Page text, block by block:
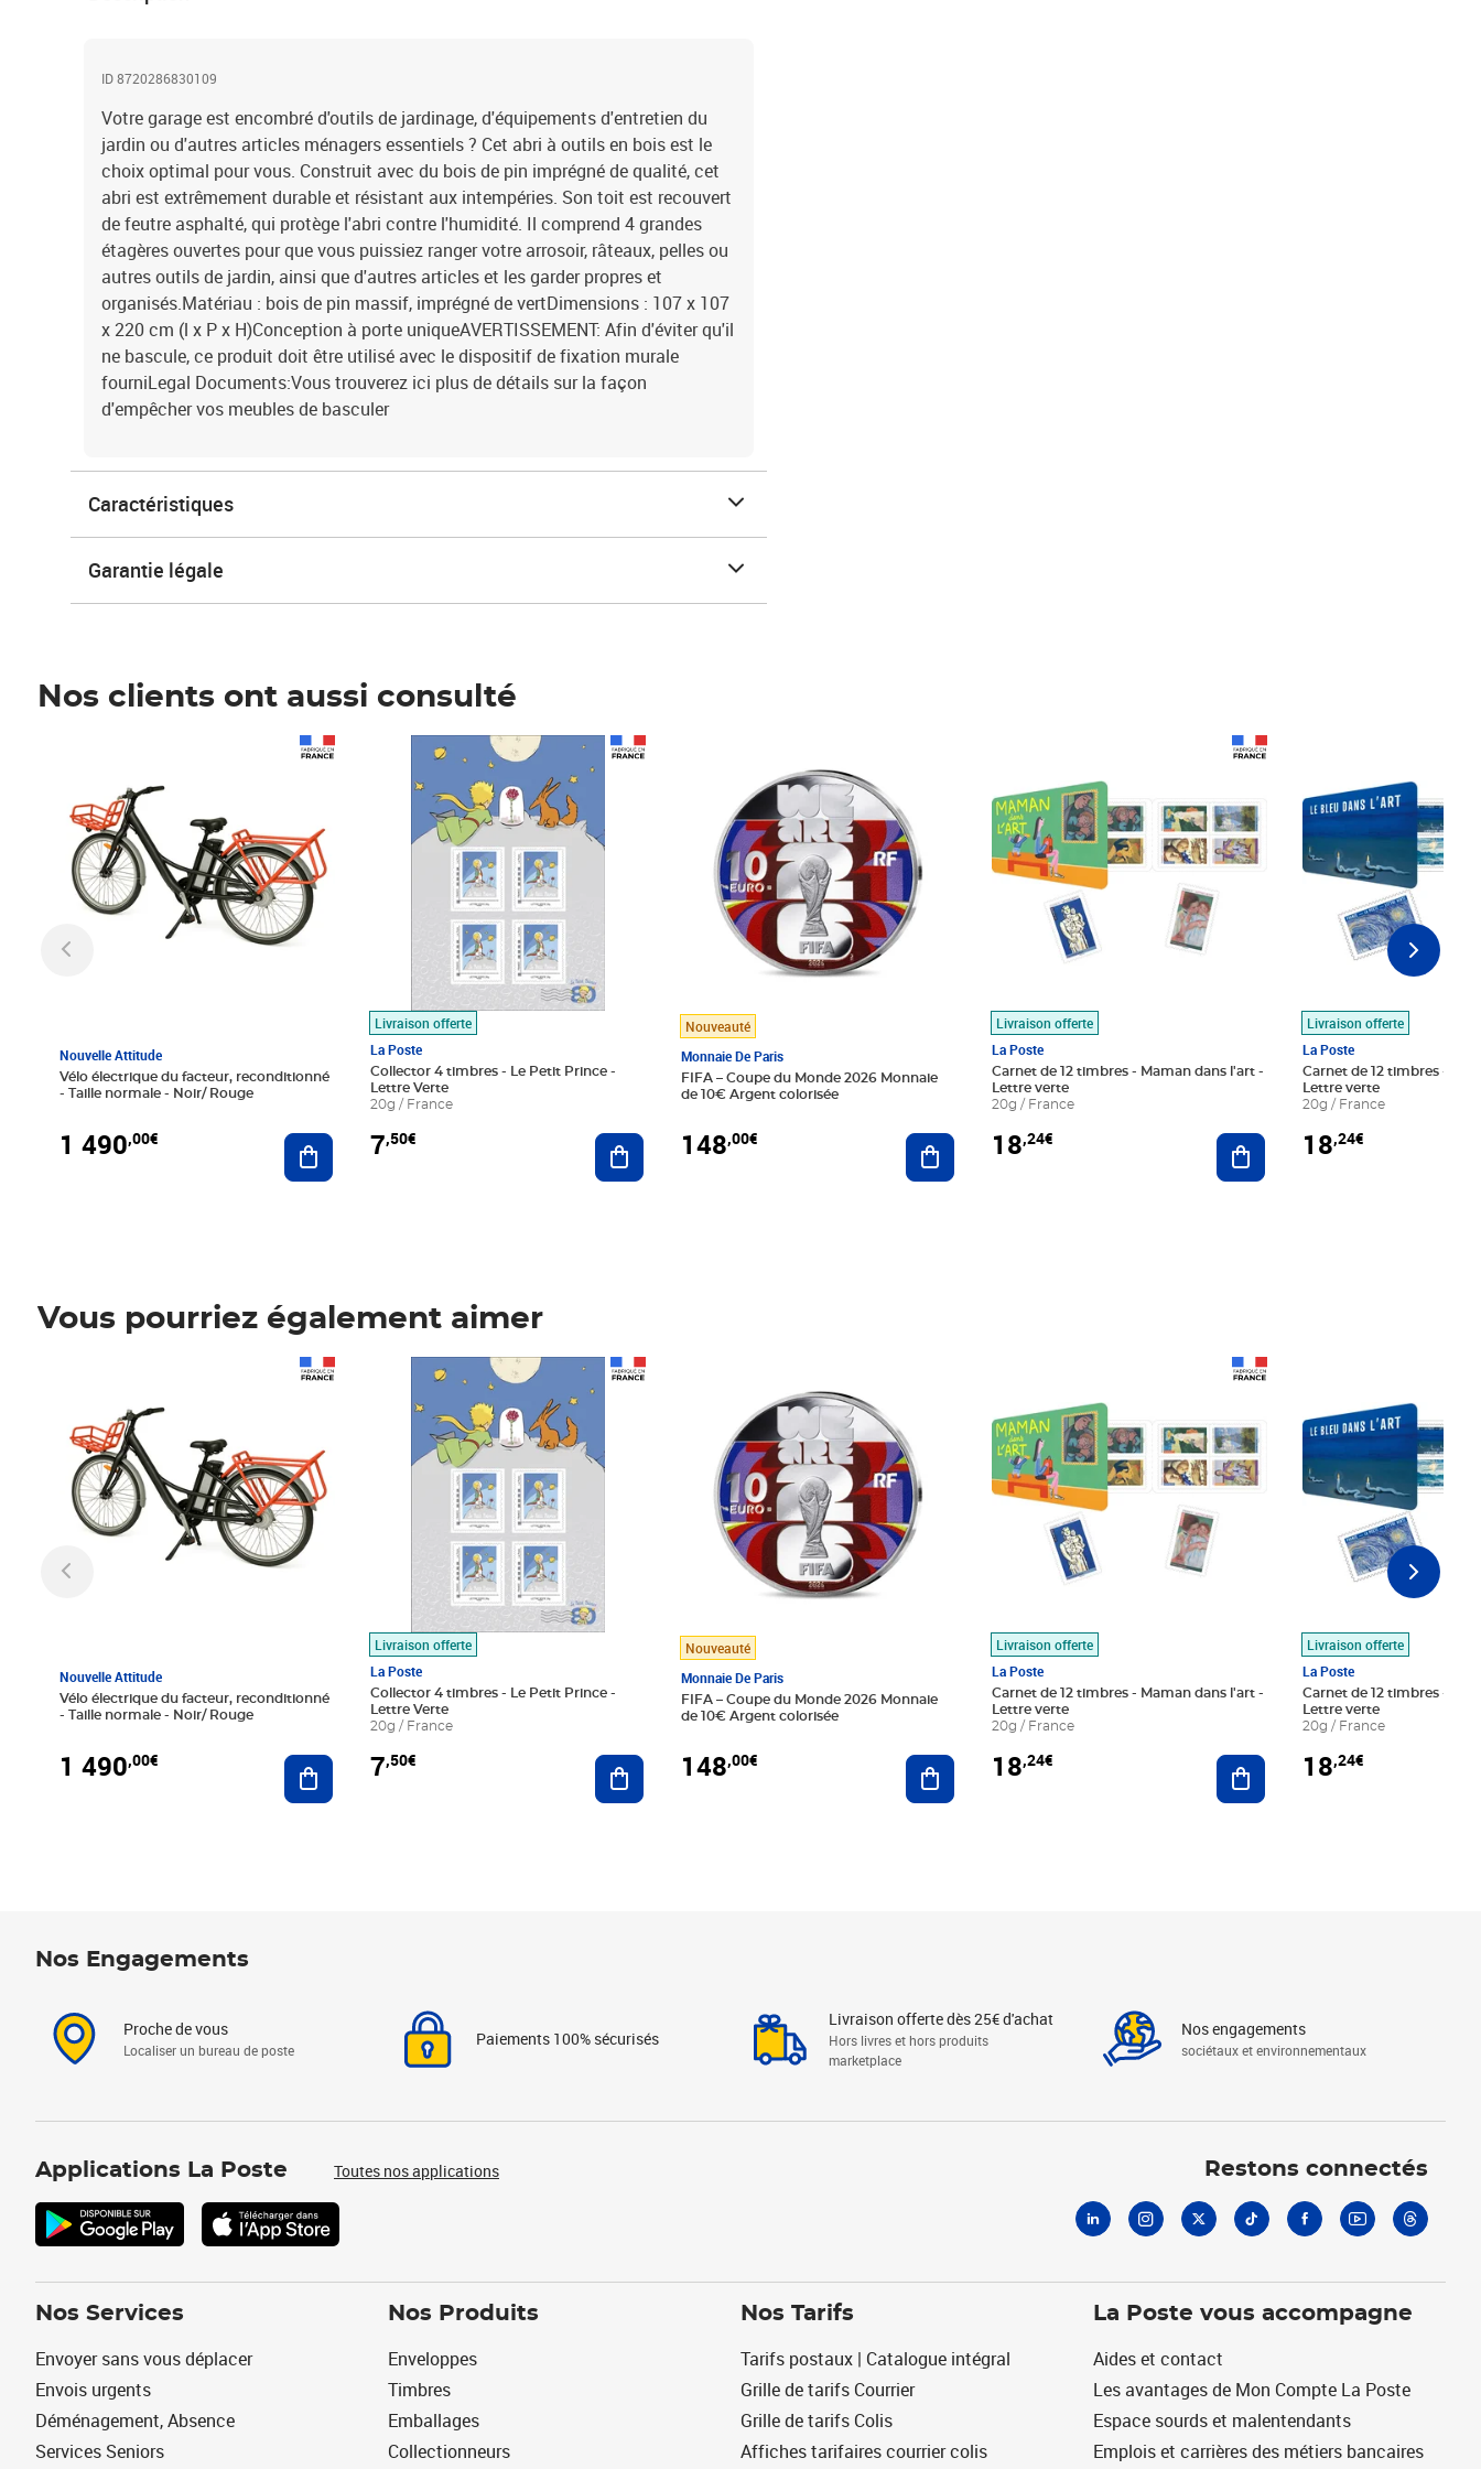
ID 8720286830109
Votre garage est encombré d'outils de jardinage, d'équipements d'entretien du
jardin ou d'autres articles ménagers essentiels ? Cet abri à outils en bois est le
choix optimal pour vous. Construit avec du bois de pin imprégné de qualité, cet
abri est extrêmement durable et résistant aux intempéries. Son toit est recouvert
de feutre asphalté, qui protège l'abri contre l'humidité. Il comprend 4 grandes
étagères ouvertes pour que vous puissiez ranger votre arrosoir, râteaux, pelles ou
autres outils de jardin, ainsi que d'autres articles et les garder propres et
organisés.Matériau : bois de pin massif, imprégné de vertDimensions : 107 x 107
x 220 cm (l x P x H)Conception à porte uniqueAVERTISSEMENT: Afin d'éviter qu'il
ne bascule, ce produit doit être utilisé avec le dispositif de fixation murale
fourniLegal Documents:Vous trouverez ici plus de détails sur la façon
d'empêcher vos meubles de basculer
Caractéristiques
Garantie légale
Nos clients ont aussi consulté
Nouvelle Attitude
Vélo électrique du facteur, reconditionné
- Taille normale - Noir/ Rouge
1 490,00€ Ajouter au panier
Livraison offerte
La Poste
Collector 4 timbres - Le Petit Prince -
Lettre Verte
20g / France
7,50€
Prix 7,50€
Ajouter au panier
Nouveauté
Monnaie De Paris
FIFA – Coupe du Monde 2026 Monnaie
de 10€ Argent colorisée
148,00€ Ajouter au panier
Livraison offerte
La Poste
Carnet de 12 timbres - Maman dans l'art -
Lettre verte
20g / France
18,24€ Ajouter au panier
Livraison offerte
La Poste
Carnet de 12 timbres - Le
Lettre verte
20g / France
18,24€
Vous pourriez également aimer
Nouvelle Attitude
Vélo électrique du facteur, reconditionné
- Taille normale - Noir/ Rouge
1 490,00€ Ajouter au panier
Livraison offerte
La Poste
Collector 4 timbres - Le Petit Prince -
Lettre Verte
20g / France
7,50€
Prix 7,50€
Ajouter au panier
Nouveauté
Monnaie De Paris
FIFA – Coupe du Monde 2026 Monnaie
de 10€ Argent colorisée
148,00€ Ajouter au panier
Livraison offerte
La Poste
Carnet de 12 timbres - Maman dans l'art -
Lettre verte
20g / France
18,24€ Ajouter au panier
Livraison offerte
La Poste
Carnet de 12 timbres - Le
Lettre verte
20g / France
18,24€
Nos Engagements
Proche de vous
Localiser un bureau de poste
Paiements 100% sécurisés
Livraison offerte dès 25€ d'achat
Hors livres et hors produits
marketplace
Nos engagements
sociétaux et environnementaux
Applications La Poste Toutes nos applications Restons connectés
Nos Services
Envoyer sans vous déplacer
Envois urgents
Déménagement, Absence
Services Seniors
Nos Produits
Enveloppes
Timbres
Emballages
Collectionneurs
Nos Tarifs
Tarifs postaux | Catalogue intégral
Grille de tarifs Courrier
Grille de tarifs Colis
Affiches tarifaires courrier colis
La Poste vous accompagne
Aides et contact
Les avantages de Mon Compte La Poste
Espace sourds et malentendants
Emplois et carrières des métiers bancaires